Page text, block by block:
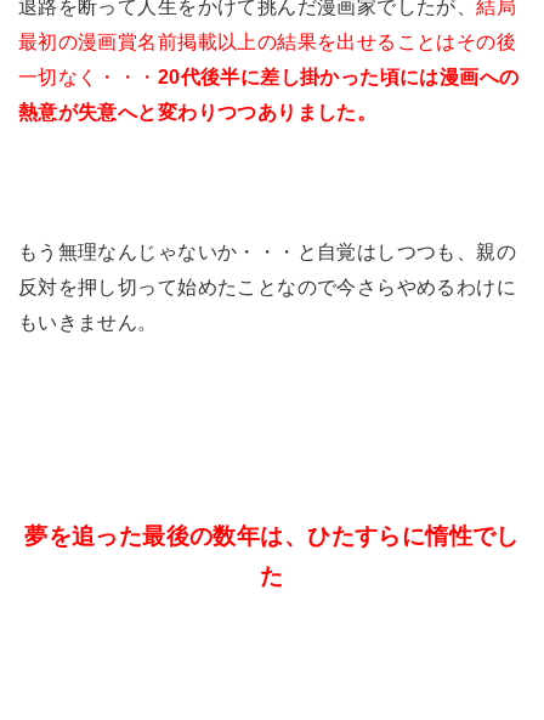
退路を断って人生をかけて挑んだ漫画家でしたが、結局
最初の漫画賞名前掲載以上の結果を出せることはその後
一切なく・・・ 20代後半に差し掛かった頃には漫画への
熱意が失意へと変わりつつありました。
もう無理なんじゃないか・・・と自覚はしつつも、親の
反対を押し切って始めたことなので今さらやめるわけに
もいきません。
夢を追った最後の数年は、ひたすらに惰性でし
た